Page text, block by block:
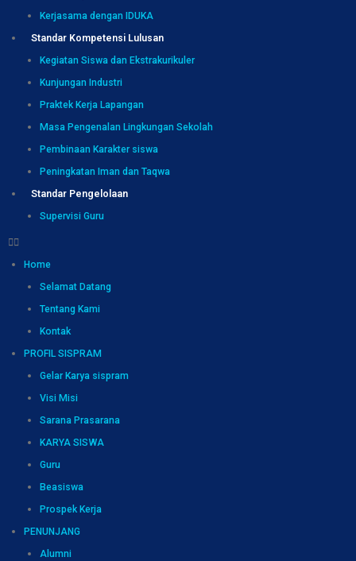
Kerjasama dengan IDUKA
Standar Kompetensi Lulusan
Kegiatan Siswa dan Ekstrakurikuler
Kunjungan Industri
Praktek Kerja Lapangan
Masa Pengenalan Lingkungan Sekolah
Pembinaan Karakter siswa
Peningkatan Iman dan Taqwa
Standar Pengelolaan
Supervisi Guru
Home
Selamat Datang
Tentang Kami
Kontak
PROFIL SISPRAM
Gelar Karya sispram
Visi Misi
Sarana Prasarana
KARYA SISWA
Guru
Beasiswa
Prospek Kerja
PENUNJANG
Alumni